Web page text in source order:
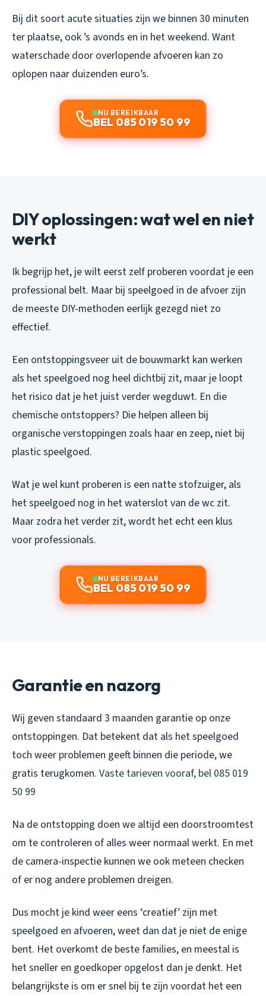
Bij dit soort acute situaties zijn we binnen 30 minuten
ter plaatse, ook ’s avonds en in het weekend. Want
waterschade door overlopende afvoeren kan zo
oplopen naar duizenden euro’s.
NU BEREIKBAAR
BEL 085 019 50 99
DIY oplossingen: wat wel en niet
werkt
Ik begrijp het, je wilt eerst zelf proberen voordat je een
professional belt. Maar bij speelgoed in de afvoer zijn
de meeste DIY-methoden eerlijk gezegd niet zo
effectief.
Een ontstoppingsveer uit de bouwmarkt kan werken
als het speelgoed nog heel dichtbij zit, maar je loopt
het risico dat je het juist verder wegduwt. En die
chemische ontstoppers? Die helpen alleen bij
organische verstoppingen zoals haar en zeep, niet bij
plastic speelgoed.
Wat je wel kunt proberen is een natte stofzuiger, als
het speelgoed nog in het waterslot van de wc zit.
Maar zodra het verder zit, wordt het echt een klus
voor professionals.
NU BEREIKBAAR
BEL 085 019 50 99
Garantie en nazorg
Wij geven standaard 3 maanden garantie op onze
ontstoppingen. Dat betekent dat als het speelgoed
toch weer problemen geeft binnen die periode, we
gratis terugkomen. Vaste tarieven vooraf, bel 085 019
50 99
Na de ontstopping doen we altijd een doorstroomtest
om te controleren of alles weer normaal werkt. En met
de camera-inspectie kunnen we ook meteen checken
of er nog andere problemen dreigen.
Dus mocht je kind weer eens ‘creatief’ zijn met
speelgoed en afvoeren, weet dan dat je niet de enige
bent. Het overkomt de beste families, en meestal is
het sneller en goedkoper opgelost dan je denkt. Het
belangrijkste is om er snel bij te zijn voordat het een